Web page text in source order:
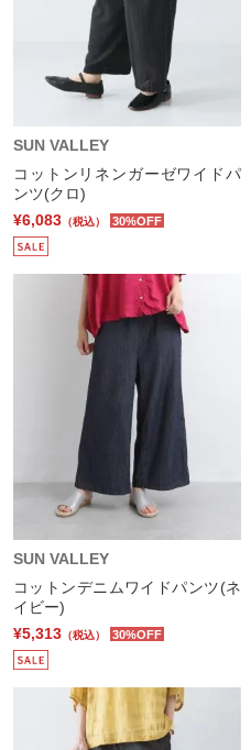
SUN VALLEY
コットンリネンガーゼワイドパ
ンツ(クロ)
¥6,083 （税込） 30%OFF
SUN VALLEY
コットンデニムワイドパンツ(ネ
イビー)
¥5,313 （税込） 30%OFF